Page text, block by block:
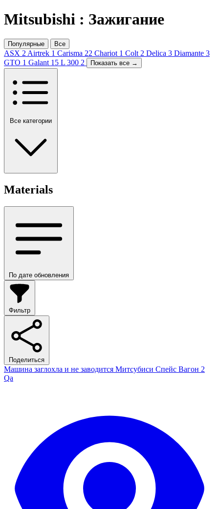
Mitsubishi : Зажигание
Популярные Все
ASX 2 Airtrek 1 Carisma 22 Chariot 1 Colt 2 Delica 3 Diamante 3
GTO 1 Galant 15 L 300 2 Показать все →
Все категории
Materials
По дате обновления
Фильтр
Поделиться
Машина заглохла и не заводится Митсубиси Спейс Вагон 2
Qa